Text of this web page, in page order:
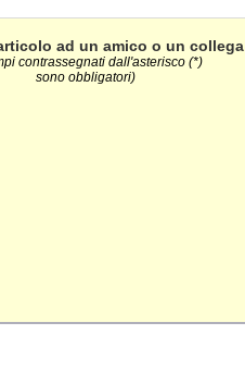
ad un amico o un collega.
contrassegnati dall'asterisco (*)
sono obbligatori)